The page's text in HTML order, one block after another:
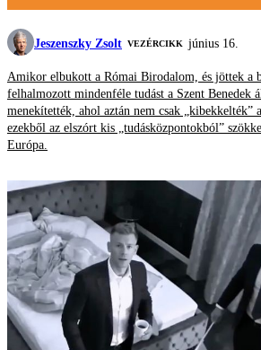
Jeszenszky Zsolt VEZÉRCIKK június 16.
Amikor elbukott a Római Birodalom, és jöttek a
felhalmozott mindenféle tudást a Szent Benedek
menekítették, ahol aztán nem csak „kibekkelték”
ezekből az elszórt kis „tudásközpontokból”
Európa.